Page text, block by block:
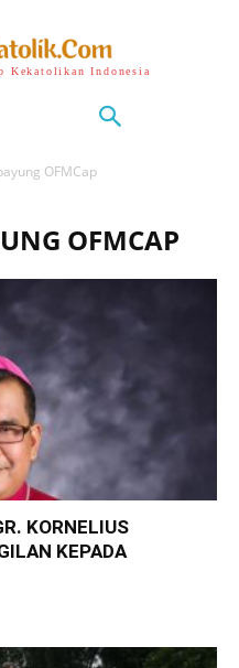
Kekatolikan Indonesia
OFMCap
OFMCAP
KORNELIUS
KEPADA